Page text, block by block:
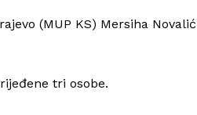
(MUP KS) Mersiha
tri osobe.